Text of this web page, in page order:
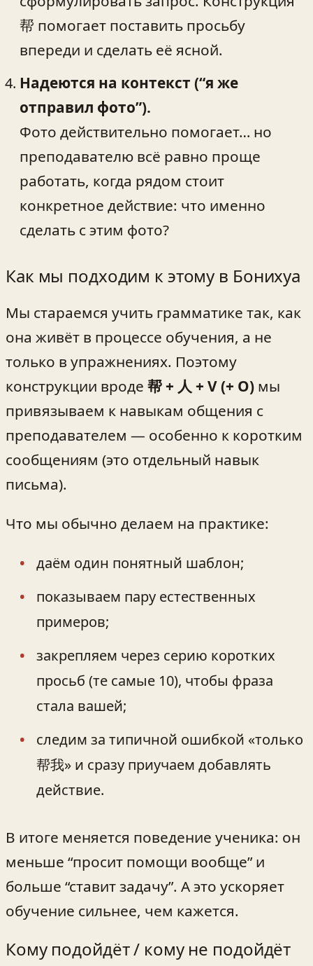
帮 помогает поставить просьбу
впереди и сделать её ясной.
Надеются на контекст (“я же
отправил фото”).
Фото действительно помогает… но
преподавателю всё равно проще
работать, когда рядом стоит
конкретное действие: что именно
сделать с этим фото?
Как мы подходим к этому в Бонихуа
Мы стараемся учить грамматике так, как
она живёт в процессе обучения, а не
только в упражнениях. Поэтому
конструкции вроде 帮 + 人 + V (+ O) мы
привязываем к навыкам общения с
преподавателем — особенно к коротким
сообщениям (это отдельный навык
письма).
Что мы обычно делаем на практике:
даём один понятный шаблон;
показываем пару естественных
примеров;
закрепляем через серию коротких
просьб (те самые 10), чтобы фраза
стала вашей;
следим за типичной ошибкой «только
帮我» и сразу приучаем добавлять
действие.
В итоге меняется поведение ученика: он
меньше “просит помощи вообще” и
больше “ставит задачу”. А это ускоряет
обучение сильнее, чем кажется.
Кому подойдёт / кому не подойдёт